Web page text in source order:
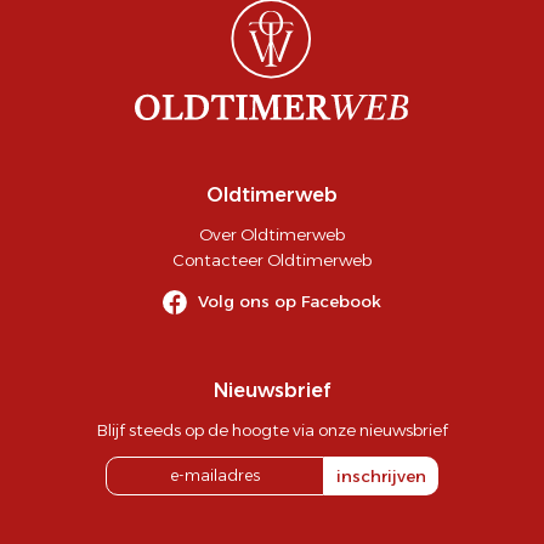
Oldtimerweb
Over Oldtimerweb
Contacteer Oldtimerweb
Volg ons op Facebook
Nieuwsbrief
Blijf steeds op de hoogte via onze nieuwsbrief
inschrijven